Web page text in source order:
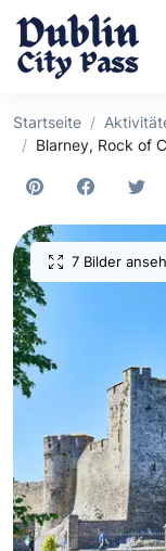
Startseite
Blarney, Rock of
7 Bilder